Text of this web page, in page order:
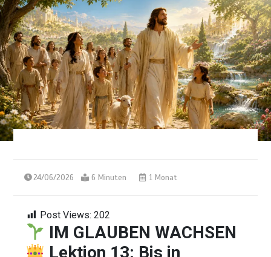
24/06/2026 6 Minuten 1 Monat
Post Views: 202
IM GLAUBEN WACHSEN
Lektion 13: Bis in